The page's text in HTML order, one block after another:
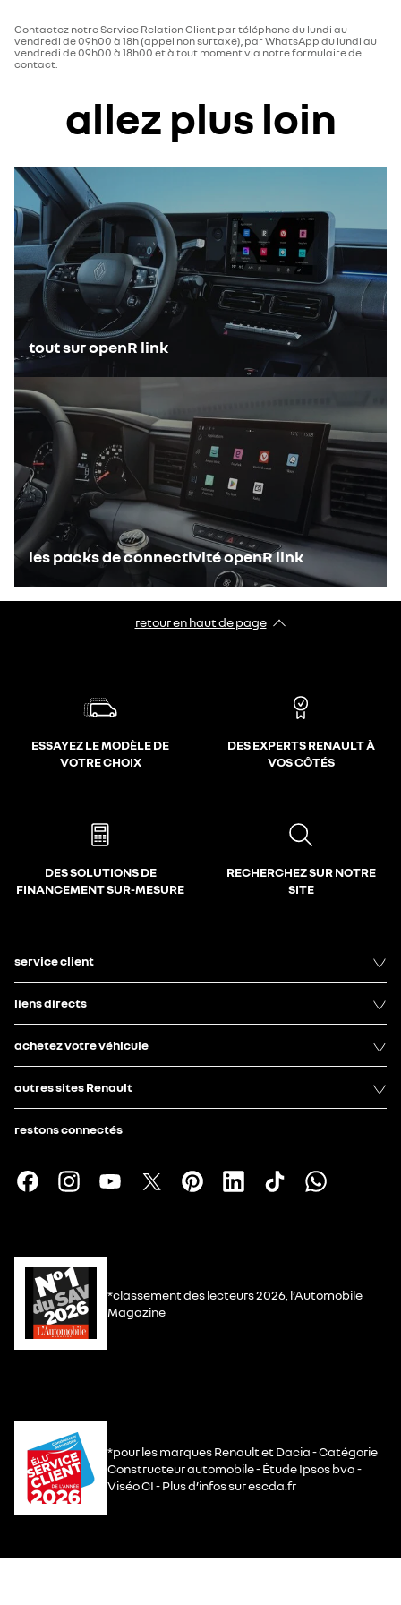
Contactez notre Service Relation Client par téléphone du lundi au
vendredi de 09h00 à 18h (appel non surtaxé), par WhatsApp du lundi au
vendredi de 09h00 à 18h00 et à tout moment via notre formulaire de
contact.
allez plus loin
tout sur openR link
les packs de connectivité openR link
retour en haut de page​
ESSAYEZ LE MODÈLE DE
VOTRE CHOIX
DES EXPERTS RENAULT À
VOS CÔTÉS
DES SOLUTIONS DE
FINANCEMENT SUR-MESURE
RECHERCHEZ SUR NOTRE
SITE
service client
liens directs
achetez votre véhicule
autres sites Renault
restons connectés
*classement des lecteurs 2026, l’Automobile
Magazine
*pour les marques Renault et Dacia - Catégorie
Constructeur automobile - Étude Ipsos bva -
Viséo CI - Plus d’infos sur escda.fr